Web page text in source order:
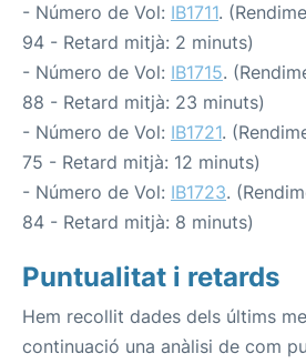
- Número de Vol: IB1711.
94 - Retard mitjà: 2 minuts)
- Número de Vol: IB1715.
88 - Retard mitjà: 23 minuts)
- Número de Vol: IB1721.
75 - Retard mitjà: 12 minuts)
- Número de Vol: IB1723.
84 - Retard mitjà: 8 minuts)
Puntualitat i retards
Hem recollit dades dels últims
continuació una anàlisi de com